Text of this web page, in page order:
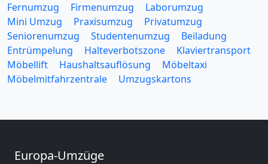
Fernumzug
Firmenumzug
Laborumzug
Mini Umzug
Praxisumzug
Privatumzug
Seniorenumzug
Studentenumzug
Beiladung
Entrümpelung
Halteverbotszone
Klaviertransport
Möbellift
Haushaltsauflösung
Möbeltaxi
Möbelmitfahrzentrale
Umzugskartons
Europa-Umzüge